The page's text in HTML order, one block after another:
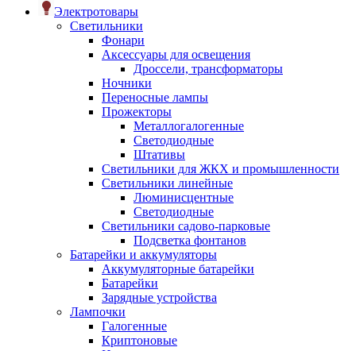
Электротовары
Светильники
Фонари
Аксессуары для освещения
Дроссели, трансформаторы
Ночники
Переносные лампы
Прожекторы
Металлогалогенные
Светодиодные
Штативы
Светильники для ЖКХ и промышленности
Светильники линейные
Люминисцентные
Светодиодные
Светильники садово-парковые
Подсветка фонтанов
Батарейки и аккумуляторы
Аккумуляторные батарейки
Батарейки
Зарядные устройства
Лампочки
Галогенные
Криптоновые